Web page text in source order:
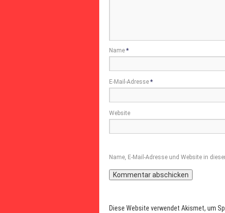
Name *
E-Mail-Adresse *
Website
Name, E-Mail-Adresse und Website in
Diese Website verwendet Akismet, um